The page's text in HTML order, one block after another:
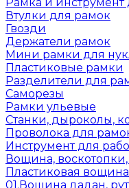
Втулки для рамок
Гвозди
Держатели рамок
Мини рамки для
Пластиковые рамки
Разделители для
Саморезы
Рамки ульевые
Станки, дыроколы,
Проволока для
Инструмент для
Вощина,
Пластиковая вощина
01.Вощина дадан, рут